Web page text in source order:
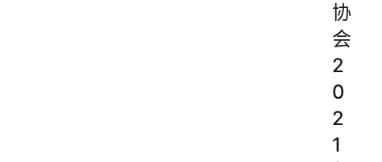
协
会
2
0
2
1